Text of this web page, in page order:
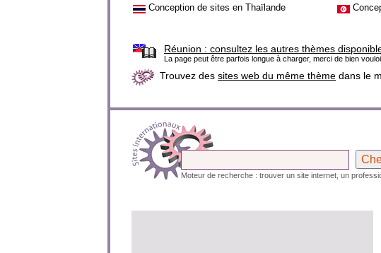
Conception de sites en Thaïlande
Réunion : consultez les autres thèmes
La page peut être parfois longue à charger, merci de bien
Trouvez des sites web du même thème dans le
Moteur de recherche : trouver un site internet, un